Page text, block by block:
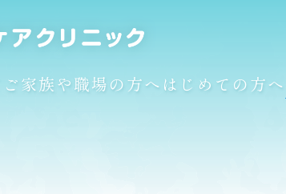
ご家族や職場の方へ はじめての方へ